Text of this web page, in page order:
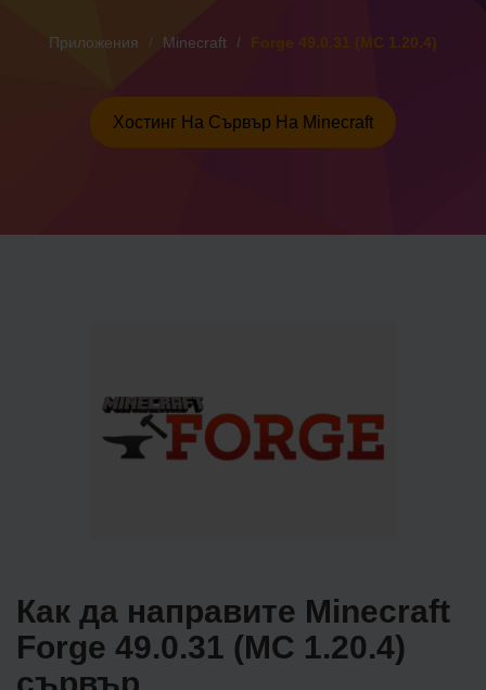
Приложения Minecraft Forge 49.0.31 (MC 1.20.4)
Хостинг На Сървър На Minecraft
Как да направите Minecraft
Forge 49.0.31 (MC 1.20.4)